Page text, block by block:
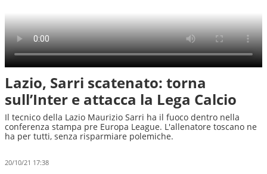
Lazio, Sarri scatenato: torna
sull’Inter e attacca la Lega Calcio
Il tecnico della Lazio Maurizio Sarri ha il fuoco dentro nella
conferenza stampa pre Europa League. L'allenatore toscano ne
ha per tutti, senza risparmiare polemiche.
20/10/21 17:38